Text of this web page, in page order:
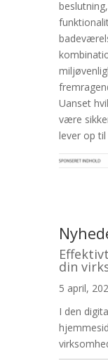
Uanset
være
lever op
din
5 april,
I den